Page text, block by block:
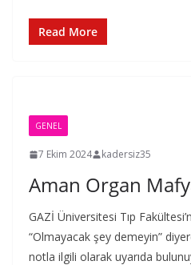
Read More
GENEL
7 Ekim 2024 kadersiz35
Aman Organ
GAZİ Üniversitesi Tıp
“Olmayacak şey demeyin”
notla ilgili olarak uyarıda